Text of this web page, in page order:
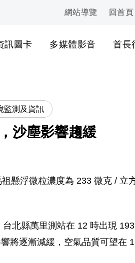
:::
網站導覽 回首頁
訊圖卡 多媒體影音 首長
監測及資訊
沙塵影響趨緩
懸浮微粒濃度為 233 微克 / 立
北縣萬里測站在 12 時出現
逐漸減緩，空氣品質可望在